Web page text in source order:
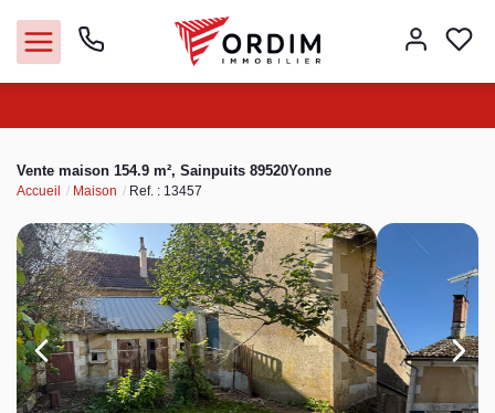
Acheter
Louer
Vendre
Immobilier pro
Vente maison 154.9 m², Sainpuits 89520Yonne
Accueil Maison Ref. : 13457